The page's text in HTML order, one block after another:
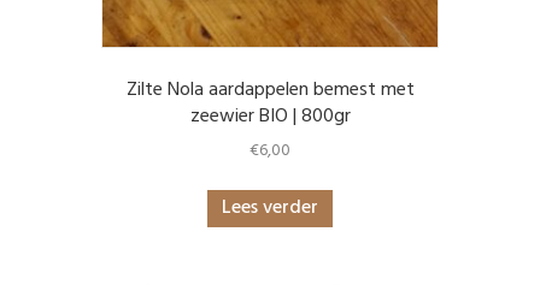
Zilte Nola aardappelen bemest met
zeewier BIO | 800gr
€6,00
Lees verder